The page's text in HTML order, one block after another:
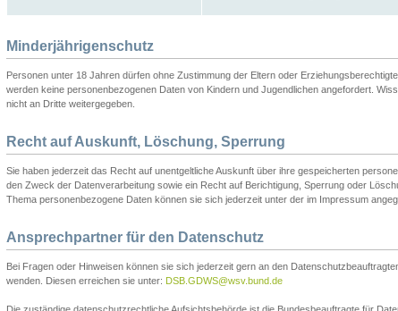
Minderjährigenschutz
Personen unter 18 Jahren dürfen ohne Zustimmung der Eltern oder
werden keine personenbezogenen Daten von Kindern und Jugendlichen angefordert.
nicht an Dritte weitergegeben.
Recht auf Auskunft, Löschung, Sperrung
Sie haben jederzeit das Recht auf unentgeltliche Auskunft über ihre gespeicherten
den Zweck der Datenverarbeitung sowie ein Recht auf Berichtigung, Sperrung oder
Thema personenbezogene Daten können sie sich jederzeit unter der im Impressum
Ansprechpartner für den Datenschutz
Bei Fragen oder Hinweisen können sie sich jederzeit gern an den
wenden. Diesen erreichen sie unter: DSB.GDWS@wsv.bund.de